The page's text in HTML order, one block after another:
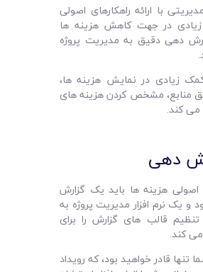
با ارائه راهکارهای اصولی
زیادی در جهت کاهش هزینه ‌ها
دهی دقیق به مدیریت پروژه
زیادی در نمایش هزینه ‌ها،
منابع، مشخص کردن هزینه ‌های
می کند.
دهی
اصولی هزینه‌ ها باید یک گزارش
و یک نرم‌ افزار مدیریت پروژه به
تنظیم قالب های گزارش را برای
می کند.
تنها قادر خواهید بود، که رویداد